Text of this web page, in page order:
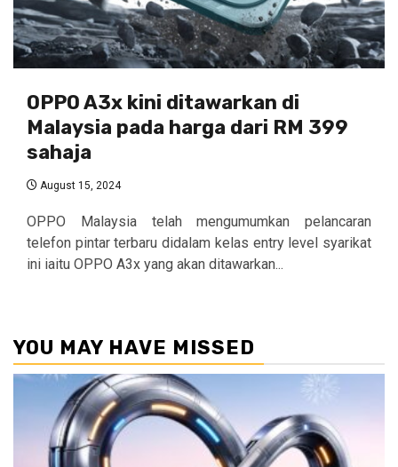
OPPO A3x kini ditawarkan di
Malaysia pada harga dari RM 399
sahaja
August 15, 2024
OPPO Malaysia telah mengumumkan pelancaran
telefon pintar terbaru didalam kelas entry level syarikat
ini iaitu OPPO A3x yang akan ditawarkan...
YOU MAY HAVE MISSED